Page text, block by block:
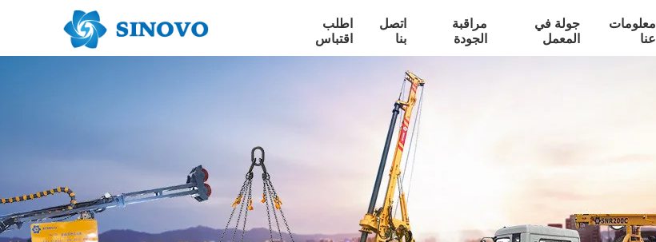
معلومات
عنا
جولة في
المعمل
مراقبة
الجودة
اتصل
بنا
اطلب
اقتباس